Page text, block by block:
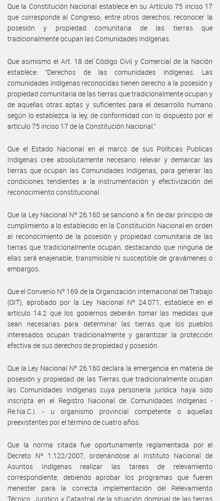
Que la Constitución Nacional establece en su Artículo 75 inciso 17
que corresponde al Congreso, entre otros derechos, reconocer la
posesión y propiedad comunitaria de las tierras que
tradicionalmente ocupan las Comunidades Indígenas.
Que asimismo el Art. 18 del Código Civil y Comercial de la Nación
establece: “Derechos de las comunidades indígenas. Las
comunidades indígenas reconocidas tienen derecho a la posesión y
propiedad comunitaria de las tierras que tradicionalmente ocupan y
de aquellas otras aptas y suficientes para el desarrollo humano
según lo establezca la ley, de conformidad con lo dispuesto por el
artículo 75 inciso 17 de la Constitución Nacional.”
Que el Estado Nacional en el marco de sus Políticas Publicas
Indígenas cree absolutamente necesario relevar y demarcar las
tierras que ocupan las Comunidades Indígenas, para generar las
condiciones tendientes a la instrumentación y efectivización del
reconocimiento constitucional.
Que la Ley Nacional Nº 26.160 se sancionó a fin de dar principio de
cumplimiento a lo establecido en la Constitución Nacional en orden
al reconocimiento de la posesión y propiedad comunitaria de las
tierras que tradicionalmente ocupan, destacando que ninguna de
ellas será enajenable, transmisible ni susceptible de gravámenes o
embargos.
Que el Convenio Nº 169 de la Organización Internacional del Trabajo
(OIT), aprobado por la Ley Nacional Nº 24.071, establece en el
artículo 14.2 que los gobiernos deberán tomar las medidas que
sean necesarias para determinar las tierras que los pueblos
interesados ocupan tradicionalmente y garantizar la protección
efectiva de sus derechos de propiedad y posesión.
Que la Ley Nacional Nº 26.160 declara la emergencia en materia de
posesión y propiedad de las Tierras que tradicionalmente ocupan
las Comunidades Indígenas cuya personería jurídica haya sido
inscripta en el Registro Nacional de Comunidades Indígenas -
Re.Na.C.I. - u organismo provincial competente o aquellas
preexistentes por el término de cuatro años.
Que la norma citada fue oportunamente reglamentada por el
Decreto Nº 1.122/2007, ordenándose al Instituto Nacional de
Asuntos Indígenas realizar las tareas de relevamiento
correspondiente, debiendo aprobar los programas que fueren
menester para la correcta implementación del Relevamiento
Técnico, Jurídico y Catastral de la situación dominial de las tierras